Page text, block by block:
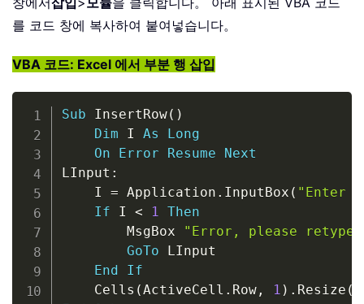
를 코드 창에 복사하여 붙여넣습니다。
VBA 코드: Excel 에서 부분 행 삽입
Sub InsertRow( )
Dim I As
Long
On
Error Resume
Next
LInput :
    I
= Application . InputBox ( "Enter
If I < 1 Then
        MsgBox
"Error, please retype"
GoTo LInput
End
If
    Cells
(ActiveCell . Row, 1 ) . Resize (